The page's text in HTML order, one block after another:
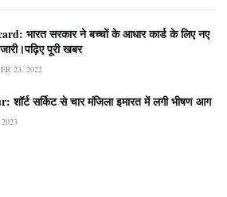
भारत सरकार ने बच्चों के आधार कार्ड के लिए नए
पूरी खबर
23, 2022
शॉर्ट सर्किट से चार मंजिला इमारत में लगी भीषण आग